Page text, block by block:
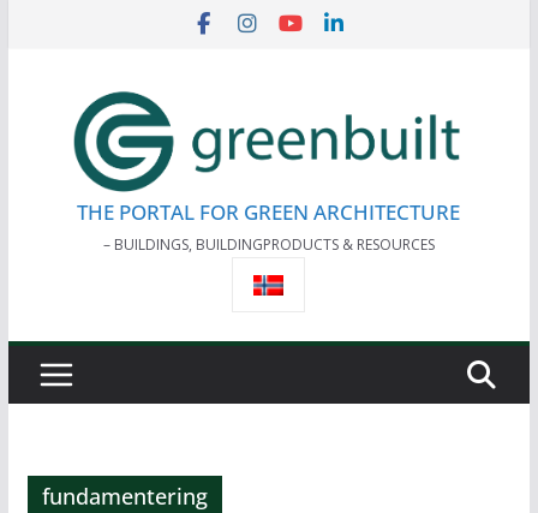
THE PORTAL FOR GREEN ARCHITECTURE
– BUILDINGS, BUILDINGPRODUCTS & RESOURCES
fundamentering